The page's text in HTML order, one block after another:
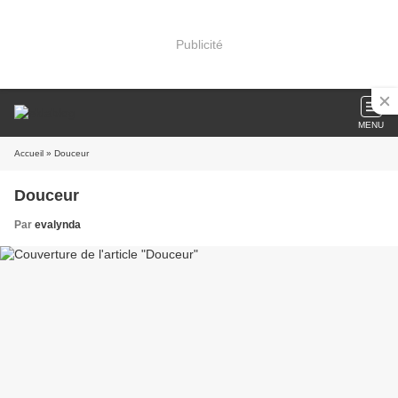
Publicité
MENU
Accueil » Douceur
Douceur
Par evalynda